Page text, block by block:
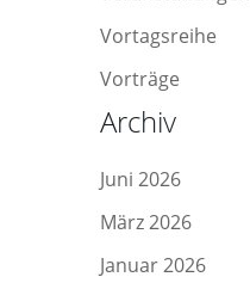
Vortagsreihe
Vorträge
Archiv
Juni 2026
März 2026
Januar 2026